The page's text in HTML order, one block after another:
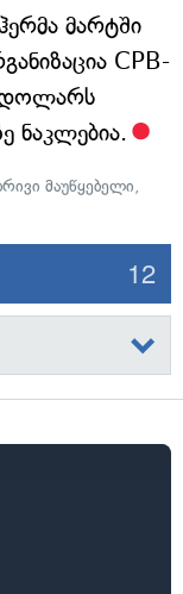
მარტში
CPB-
დოლარს
ნაკლებია.
მაუწყებელი,
12